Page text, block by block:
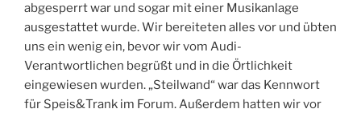
abgesperrt war und sogar mit einer Musikanlage
ausgestattet wurde. Wir bereiteten alles vor und übten
uns ein wenig ein, bevor wir vom Audi-
Verantwortlichen begrüßt und in die Örtlichkeit
eingewiesen wurden. „Steilwand“ war das Kennwort
für Speis&Trank im Forum. Außerdem hatten wir vor